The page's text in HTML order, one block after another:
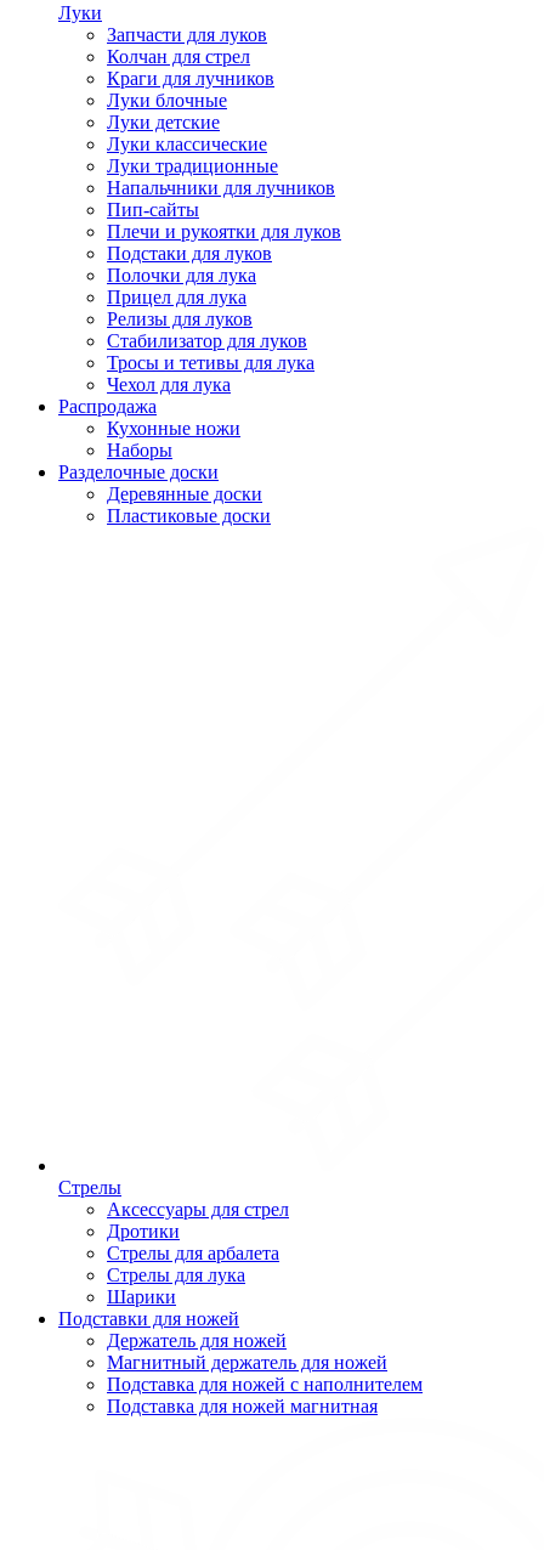
Луки
Запчасти для луков
Колчан для стрел
Краги для лучников
Луки блочные
Луки детские
Луки классические
Луки традиционные
Напальчники для лучников
Пип-сайты
Плечи и рукоятки для луков
Подстаки для луков
Полочки для лука
Прицел для лука
Релизы для луков
Стабилизатор для луков
Тросы и тетивы для лука
Чехол для лука
Распродажа
Кухонные ножи
Наборы
Разделочные доски
Деревянные доски
Пластиковые доски
Стрелы
Аксессуары для стрел
Дротики
Стрелы для арбалета
Стрелы для лука
Шарики
Подставки для ножей
Держатель для ножей
Магнитный держатель для ножей
Подставка для ножей с наполнителем
Подставка для ножей магнитная